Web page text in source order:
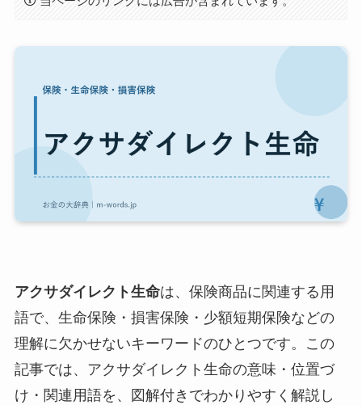
アクサダイレクト生命は、保険商品に関連する用
語で、生命保険・損害保険・少額短期保険などの
理解に欠かせないキーワードのひとつです。この
記事では、アクサダイレクト生命の意味・位置づ
け・関連用語を、図解付きでわかりやすく解説し